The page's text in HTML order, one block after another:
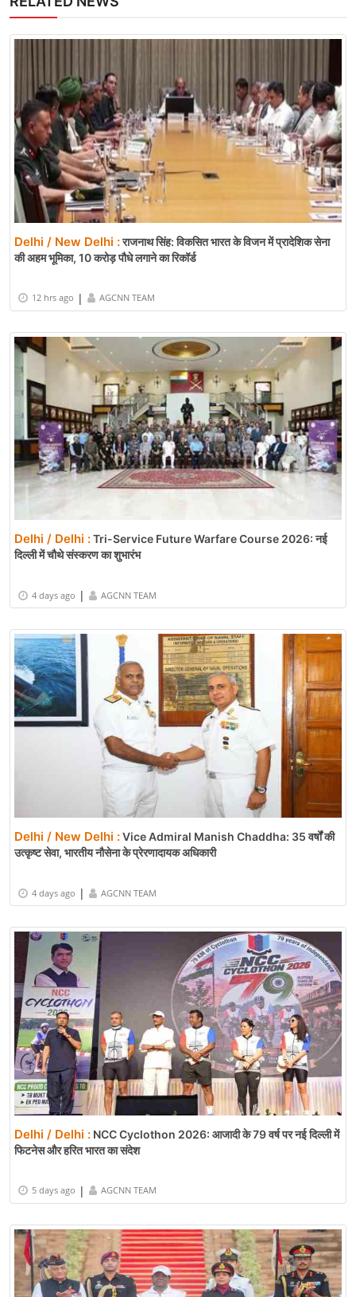
Delhi / New Delhi :राजनाथ सिंह: विकसित भारत के विजन में प्रादेशिक सेना
की अहम भूमिका, 10 करोड़ पौधे लगाने का रिकॉर्ड
12 hrs ago | AGCNN TEAM
Delhi / Delhi :Tri-Service Future Warfare Course 2026: नई
दिल्ली में चौथे संस्करण का शुभारंभ
4 days ago | AGCNN TEAM
Delhi / New Delhi :Vice Admiral Manish Chaddha: 35 वर्षों की
उत्कृष्ट सेवा, भारतीय नौसेना के प्रेरणादायक अधिकारी
4 days ago | AGCNN TEAM
Delhi / Delhi : NCC Cyclothon 2026: आजादी के 79 वर्ष पर नई दिल्ली में
फिटनेस और हरित भारत का संदेश
5 days ago | AGCNN TEAM